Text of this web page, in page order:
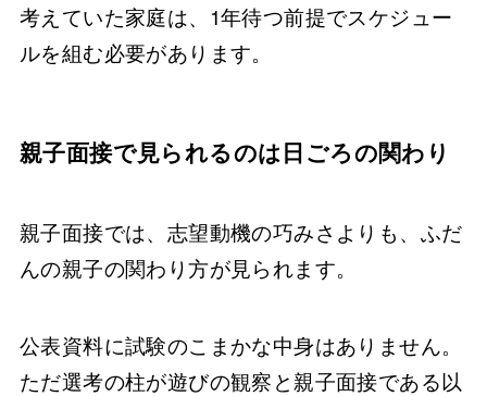
考えていた家庭は、1年待つ前提でスケジュー
ルを組む必要があります。
親子面接で見られるのは日ごろの関わり
親子面接では、志望動機の巧みさよりも、ふだ
んの親子の関わり方が見られます。
公表資料に試験のこまかな中身はありません。
ただ選考の柱が遊びの観察と親子面接である以